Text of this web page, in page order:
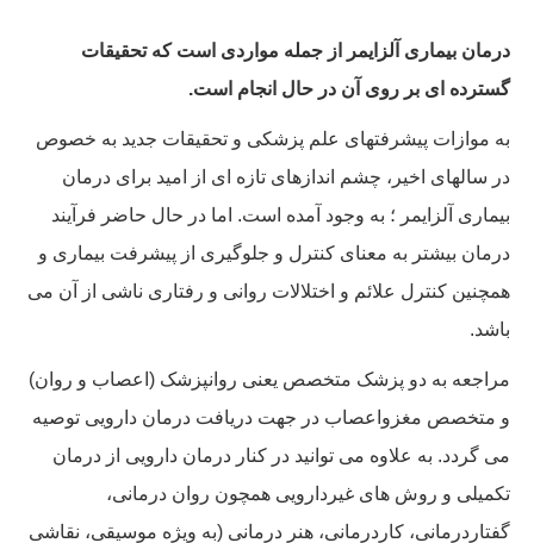
درمان بیماری آلزایمر از جمله مواردی است که تحقیقات
گسترده ای بر روی آن در حال انجام است.
به موازات پیشرفتهای علم پزشکی و تحقیقات جدید به خصوص
در سالهای اخیر، چشم اندازهای تازه ای از امید برای درمان
بیماری آلزایمر ؛ به وجود آمده است. اما در حال حاضر فرآیند
درمان بیشتر به معنای کنترل و جلوگیری از پیشرفت بیماری و
همچنین کنترل علائم و اختلالات روانی و رفتاری ناشی از آن می
باشد.
مراجعه به دو پزشک متخصص یعنی روانپزشک (اعصاب و روان)
و متخصص مغزواعصاب در جهت دریافت درمان دارویی توصیه
می گردد. به علاوه می توانید در کنار درمان دارویی از درمان
تکمیلی و روش های غیردارویی همچون روان درمانی،
گفتاردرمانی، کاردرمانی، هنر درمانی (به ویژه موسیقی، نقاشی